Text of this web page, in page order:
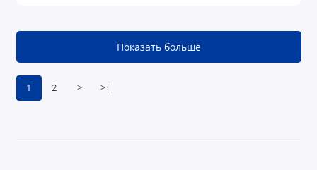
1 2 > >|
Показать больше